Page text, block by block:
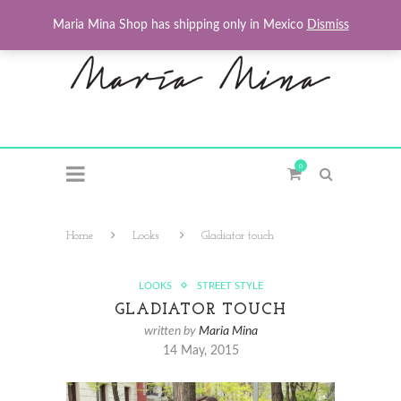
0
Home Looks Gladiator touch
LOOKS STREET STYLE
GLADIATOR TOUCH
written by Maria Mina
14 May, 2015
Maria Mina Shop has shipping only in Mexico Dismiss